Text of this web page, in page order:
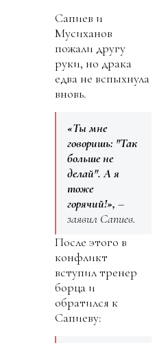
Сапиев и
Мусиханов
пожали другу
руки, но драка
едва не вспыхнула
вновь.
«Ты мне
говоришь: "Так
больше не
делай". А я
тоже
горячий!», –
заявил Сапиев.
После этого в
конфликт
вступил тренер
борца и
обратился к
Сапиеву: